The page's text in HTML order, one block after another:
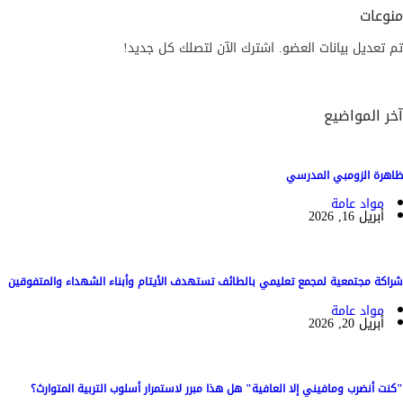
منوعات
تم تعديل بيانات العضو. اشترك الآن لتصلك كل جديد!
آخر المواضيع
ظاهرة الزومبي المدرسي
مواد عامة
أبريل 16, 2026
شراكة مجتمعية لمجمع تعليمي بالطائف تستهدف الأيتام وأبناء الشهداء والمتفوقين
مواد عامة
أبريل 20, 2026
"كنت أنضرب ومافيني إلا العافية" هل هذا مبرر لاستمرار أسلوب التربية المتوارث؟